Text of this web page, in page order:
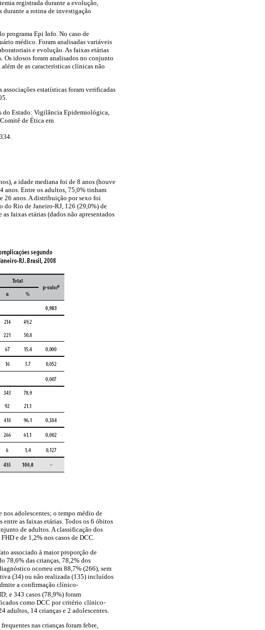
registrada durante a evolução,
durante a rotina de investigação
programa Epi Info. No caso de
médico. Foram analisadas variáveis
e evolução. As faixas etárias
Os idosos foram analisados no conjunto
de as características clínicas não
estatísticas foram verificadas
do Estado: Vigilância Epidemiológica,
de Ética em
a idade mediana foi de 8 anos (houve
anos. Entre os adultos, 75,0% tinham
26 anos. A distribuição por sexo foi
do Rio de Janeiro-RJ, 126 (29,0%) de
faixas etárias (dados não apresentados
adolescentes; o tempo médio de
as faixas etárias. Todos os 6 óbitos
de adultos. A classificação dos
e de 1,2% nos casos de DCC.
associado à maior proporção de
78,6% das crianças, 78,2% dos
ocorreu em 88,7% (266), sem
(34) ou não realizada (135) incluídos
a confirmação clínico-
e 343 casos (78,9%) foram
como DCC por critério clínico-
adultos, 14 crianças e 2 adolescentes.
nas crianças foram febre,